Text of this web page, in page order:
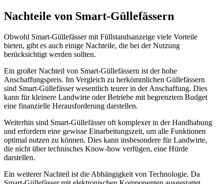
Nachteile von Smart-Güllefässern
Obwohl Smart-Güllefässer mit Füllstandsanzeige viele Vorteile
bieten, gibt es auch einige Nachteile, die bei der Nutzung
berücksichtigt werden sollten.
Ein großer Nachteil von Smart-Güllefässern ist der hohe
Anschaffungspreis. Im Vergleich zu herkömmlichen Güllefässern
sind Smart-Güllefässer wesentlich teurer in der Anschaffung. Dies
kann für kleinere Landwirte oder Betriebe mit begrenztem Budget
eine finanzielle Herausforderung darstellen.
Weiterhin sind Smart-Güllefässer oft komplexer in der Handhabung
und erfordern eine gewisse Einarbeitungszeit, um alle Funktionen
optimal nutzen zu können. Dies kann insbesondere für Landwirte,
die nicht über technisches Know-how verfügen, eine Hürde
darstellen.
Ein weiterer Nachteil ist die Abhängigkeit von Technologie. Da